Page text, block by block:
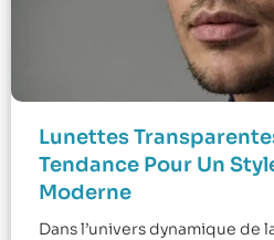
Lunettes
Tendance Pour Un
Moderne
Dans l’univers dynamique de